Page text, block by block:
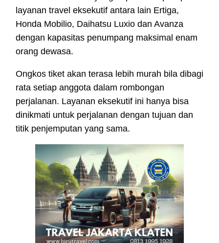
layanan travel eksekutif antara lain Ertiga,
Honda Mobilio, Daihatsu Luxio dan Avanza
dengan kapasitas penumpang maksimal enam
orang dewasa.
Ongkos tiket akan terasa lebih murah bila dibagi
rata setiap anggota dalam rombongan
perjalanan. Layanan eksekutif ini hanya bisa
dinikmati untuk perjalanan dengan tujuan dan
titik penjemputan yang sama.